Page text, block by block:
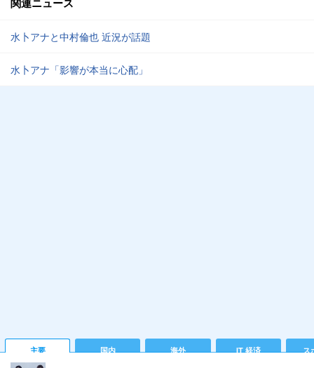
水卜アナと中村倫也 近況が話題
水卜アナ「影響が本当に心配」
主要 国内 海外 IT 経済 ス